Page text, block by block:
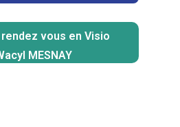
vous en Visio
MESNAY